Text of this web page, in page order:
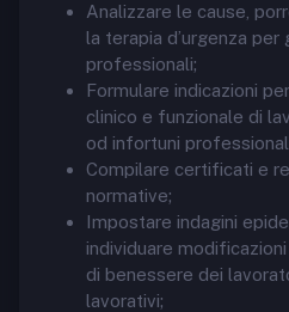
Analizzare le cause,
la terapia d’urgenza per
professionali;
Formulare indicazioni
clinico e funzionale di
od infortuni
Compilare certificati e
normative;
Impostare indagini
individuare
di benessere dei
lavorativi;